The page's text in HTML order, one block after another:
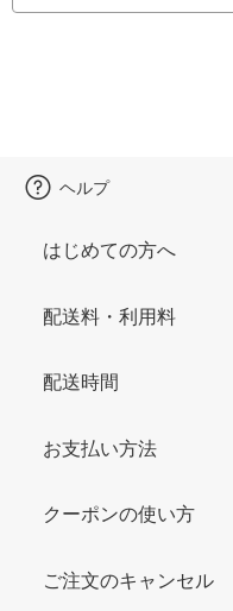
ヘルプ
はじめての方へ
配送料・利用料
配送時間
お支払い方法
クーポンの使い方
ご注文のキャンセル